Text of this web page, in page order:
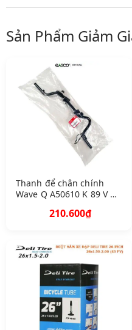
Sản Phẩm Giảm
Thanh để chân chính
Wave Q A50610 K 89 V 00
210.600₫